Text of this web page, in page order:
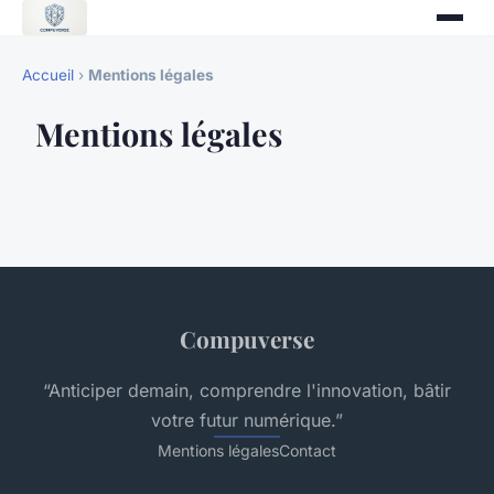
Accueil › Mentions légales
Mentions légales
Compuverse
“Anticiper demain, comprendre l'innovation, bâtir
votre futur numérique.”
Mentions légalesContact